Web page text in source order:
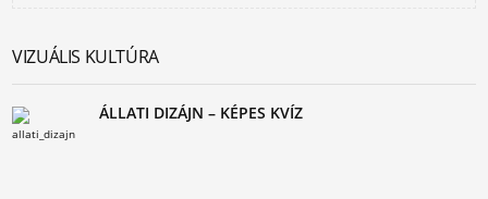
VIZUÁLIS KULTÚRA
ÁLLATI DIZÁJN – KÉPES KVÍZ